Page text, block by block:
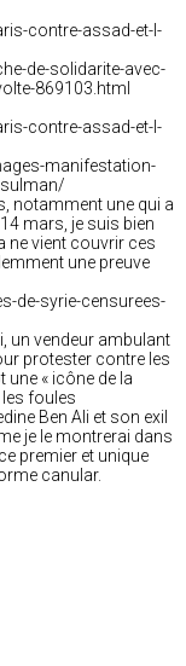
contre-assad-et-l-
de-solidarite-avec-
869103.html
contre-assad-et-l-
manifestation-
notamment une qui a
mars, je suis bien
ne vient couvrir ces
une preuve
de-syrie-censurees-
un vendeur ambulant
protester contre les
« icône de la
foules
Ben Ali et son exil
je le montrerai dans
premier et unique
canular.